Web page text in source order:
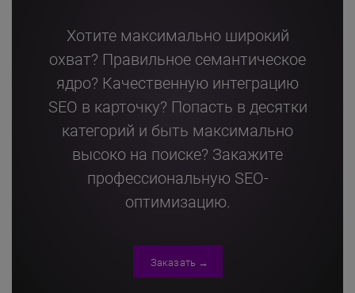
Хотите максимально широкий
охват? Правильное семантическое
ядро? Качественную интеграцию
SEO в карточку? Попасть в десятки
категорий и быть максимально
высоко на поиске? Закажите
профессиональную SEO-
оптимизацию.
Заказать →